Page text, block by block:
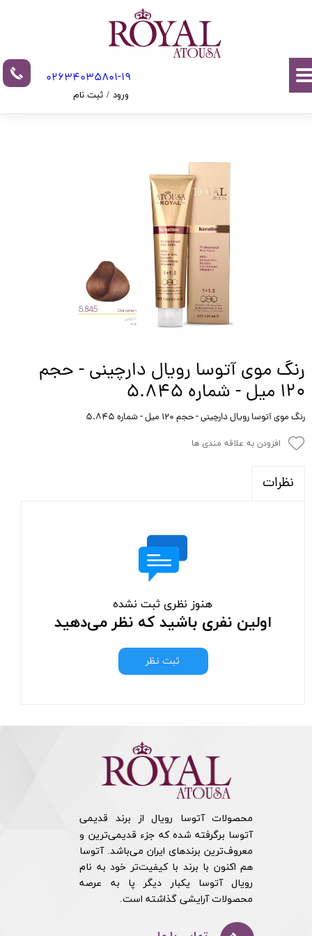
02634035801-19​​​​​​​​​​​​​​
ورود / ثبت نام
تغییر گذر واژه
سفارشات
رنگ موی آتوسا رویال دارچینی - حجم
120 میل - شماره 5.845
رنگ موی آتوسا رویال دارچینی - حجم 120 میل - شماره 5.845
افزودن به علاقه مندی ها
نظرات
هنوز نظری ثبت نشده
اولین نفری باشید که نظر می‌دهید
ثبت نظر
محصولات آتوسا رویال از برند قدیمی
آتوسا برگرفته شده که جزء قدیمی‌ترین و
معروف‌ترین برندهای ایران می‌باشد. آتوسا
هم اکنون با برند با کیفیت‌تر خود به نام
رویال آتوسا یکبار دیگر پا به عرصه
محصولات آرایشی گذاشته است.​​​​​​​